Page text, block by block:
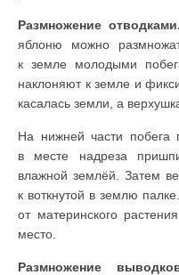
Размножение отводками.
яблоню можно
к земле молодыми
наклоняют к земле и
касалась земли, а
На нижней части побега
в месте надреза
влажной землёй. Затем
к воткнутой в землю
от материнского
место.
Размножение